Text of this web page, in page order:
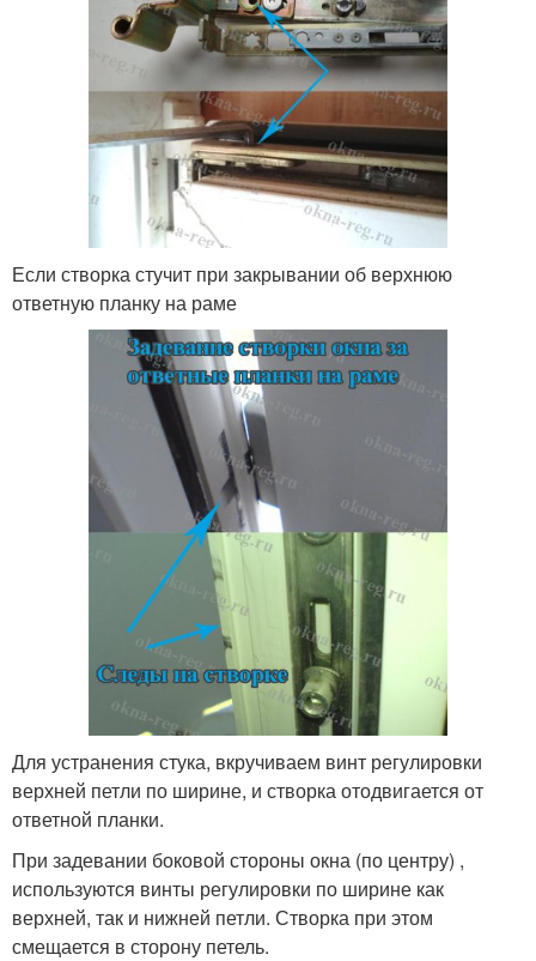
Если створка стучит при закрывании об верхнюю
ответную планку на раме
Для устранения стука, вкручиваем винт регулировки
верхней петли по ширине, и створка отодвигается от
ответной планки.
При задевании боковой стороны окна (по центру) ,
используются винты регулировки по ширине как
верхней, так и нижней петли. Створка при этом
смещается в сторону петель.